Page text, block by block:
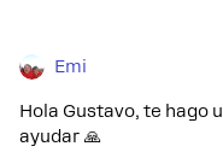
Emi
Hola Gustavo, te hago
ayudar 🙏